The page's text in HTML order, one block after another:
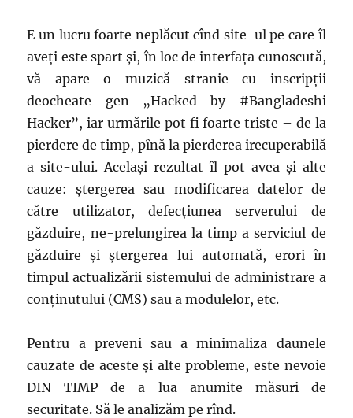
E un lucru foarte neplăcut cînd site-ul pe care îl
aveți este spart și, în loc de interfața cunoscută,
vă apare o muzică stranie cu inscripții
deocheate gen „Hacked by #Bangladeshi
Hacker”, iar urmările pot fi foarte triste – de la
pierdere de timp, pînă la pierderea irecuperabilă
a site-ului. Același rezultat îl pot avea și alte
cauze: ștergerea sau modificarea datelor de
către utilizator, defecțiunea serverului de
găzduire, ne-prelungirea la timp a serviciul de
găzduire și ștergerea lui automată, erori în
timpul actualizării sistemului de administrare a
conținutului (CMS) sau a modulelor, etc.
Pentru a preveni sau a minimaliza daunele
cauzate de aceste și alte probleme, este nevoie
DIN TIMP de a lua anumite măsuri de
securitate. Să le analizăm pe rînd.